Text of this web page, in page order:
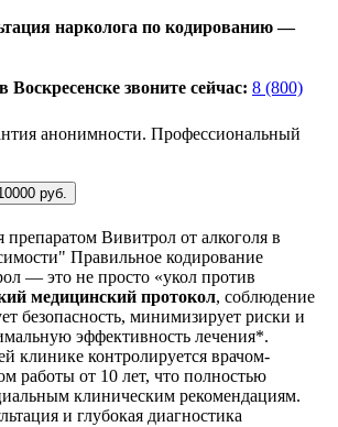
нарколога по кодированию —
звоните сейчас: 8 (800)
анонимности. Профессиональный
руб.
Вивитрол от алкоголя в
Правильное кодирование
— это не просто «укол против
медицинский протокол, соблюдение
безопасность, минимизирует риски и
эффективность лечения*.
клинике контролируется врачом-
работы от 10 лет, что полностью
клиническим рекомендациям.